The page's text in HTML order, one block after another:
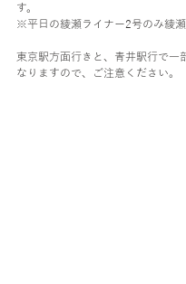
す。
※平日の綾瀬ライナー2号のみ綾
東京駅方面行きと、青井駅行で一
なりますので、ご注意ください。